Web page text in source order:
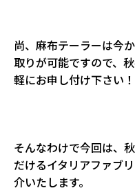
尚、麻布テーラーは今
取りが可能ですので、
軽にお申し付け下さい！
そんなわけで今回は、
だけるイタリアファブ
介いたします。